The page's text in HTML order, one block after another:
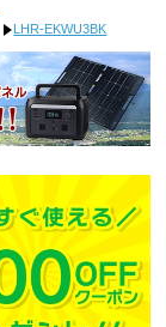
LHR-EKWU3BK